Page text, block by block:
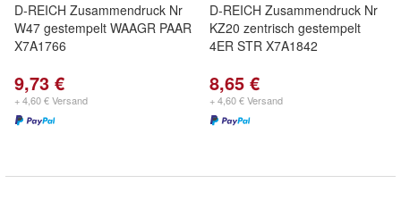
D-REICH Zusammendruck Nr
W47 gestempelt WAAGR PAAR
X7A1766
9,73 €
+ 4,60 € Versand
D-REICH Zusammendruck Nr
KZ20 zentrisch gestempelt
4ER STR X7A1842
8,65 €
+ 4,60 € Versand